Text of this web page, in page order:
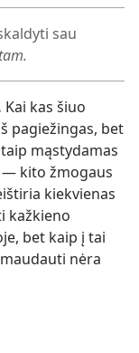
sau
Kai kas šiuo
pagiežingas, bet
mąstydamas
— kito žmogaus
kiekvienas
kažkieno
bet kaip į tai
nėra